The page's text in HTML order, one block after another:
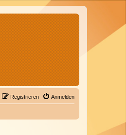
Anmelden
Registrieren